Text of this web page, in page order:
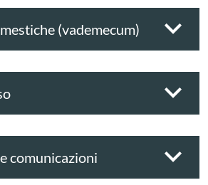
(vademecum)
comunicazioni